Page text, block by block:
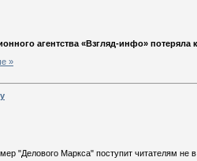
агентства «Взгляд-инфо»
»
"Делового Маркса" поступит читателям не